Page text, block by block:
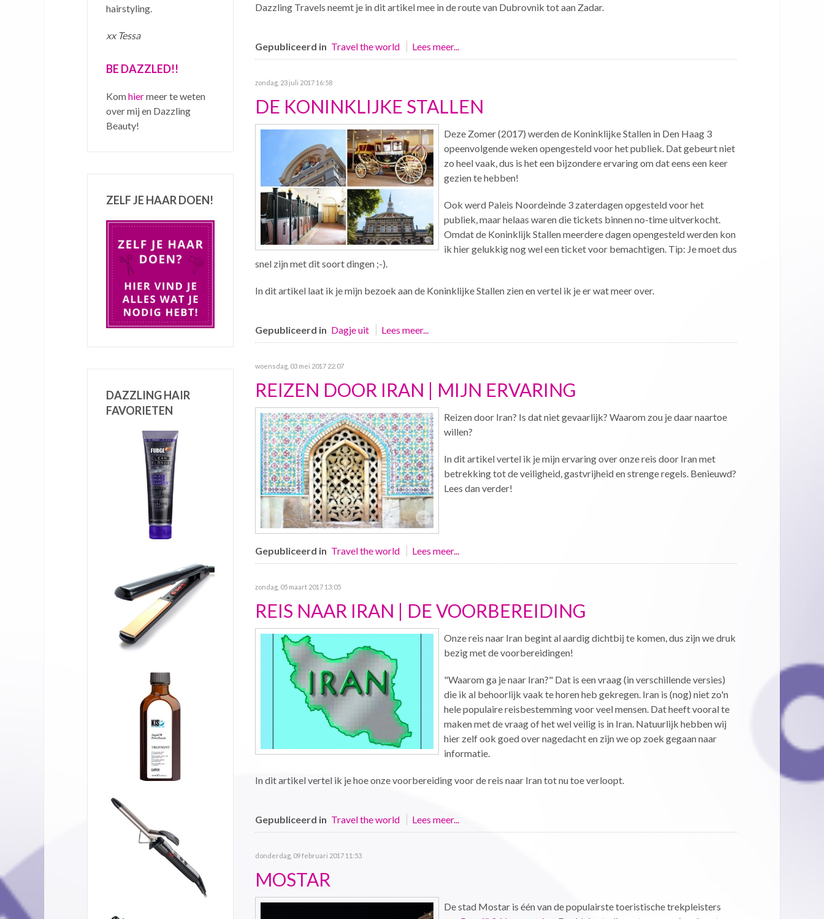
Dazzling Travels neemt je in dit artikel mee in de route van Dubrovnik tot aan Zadar.
Gepubliceerd in Travel the world Lees meer...
zondag, 23 juli 2017 16:58
DE KONINKLIJKE STALLEN
Deze Zomer (2017) werden de Koninklijke Stallen in Den Haag 3
opeenvolgende weken opengesteld voor het publiek. Dat gebeurt niet
zo heel vaak, dus is het een bijzondere ervaring om dat eens een keer
gezien te hebben!
Ook werd Paleis Noordeinde 3 zaterdagen opgesteld voor het
publiek, maar helaas waren die tickets binnen no-time uitverkocht.
Omdat de Koninklijk Stallen meerdere dagen opengesteld werden kon
ik hier gelukkig nog wel een ticket voor bemachtigen. Tip: Je moet dus
snel zijn met dit soort dingen ;-).
In dit artikel laat ik je mijn bezoek aan de Koninklijke Stallen zien en vertel ik je er wat meer over.
Gepubliceerd in Dagje uit Lees meer...
woensdag, 03 mei 2017 22:07
REIZEN DOOR IRAN | MIJN ERVARING
Reizen door Iran? Is dat niet gevaarlijk? Waarom zou je daar naartoe
willen?
In dit artikel vertel ik je mijn ervaring over onze reis door Iran met
betrekking tot de veiligheid, gastvrijheid en strenge regels. Benieuwd?
Lees dan verder!
Gepubliceerd in Travel the world Lees meer...
zondag, 05 maart 2017 13:05
REIS NAAR IRAN | DE VOORBEREIDING
Onze reis naar Iran begint al aardig dichtbij te komen, dus zijn we druk
bezig met de voorbereidingen!
"Waarom ga je naar Iran?" Dat is een vraag (in verschillende versies)
die ik al behoorlijk vaak te horen heb gekregen. Iran is (nog) niet zo'n
hele populaire reisbestemming voor veel mensen. Dat heeft vooral te
maken met de vraag of het wel veilig is in Iran. Natuurlijk hebben wij
hier zelf ook goed over nagedacht en zijn we op zoek gegaan naar
informatie.
In dit artikel vertel ik je hoe onze voorbereiding voor de reis naar Iran tot nu toe verloopt.
Gepubliceerd in Travel the world Lees meer...
donderdag, 09 februari 2017 11:53
MOSTAR
De stad Mostar is één van de populairste toeristische trekpleisters
hairstyling.
xx Tessa
BE DAZZLED!!
Komhiermeer te weten
over mij en Dazzling
Beauty!
ZELF JE HAAR DOEN!
DAZZLING HAIR
FAVORIETEN